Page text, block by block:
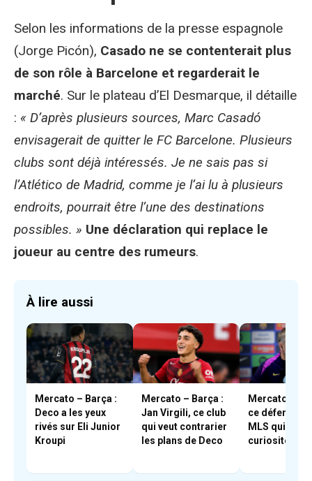
Selon les informations de la presse espagnole
(Jorge Picón), Casado ne se contenterait plus
de son rôle à Barcelone et regarderait le
marché. Sur le plateau d’El Desmarque, il détaille
: « D’après plusieurs sources, Marc Casadó
envisagerait de quitter le FC Barcelone. Plusieurs
clubs sont déjà intéressés. Je ne sais pas si
l’Atlético de Madrid, comme je l’ai lu à plusieurs
endroits, pourrait être l’une des destinations
possibles. » Une déclaration qui replace le
joueur au centre des rumeurs.
À lire aussi
Mercato – Barça :
Deco a les yeux
rivés sur Eli Junior
Kroupi
Mercato – Barça :
Jan Virgili, ce club
qui veut contrarier
les plans de Deco
Mercato –
ce défenseur
MLS qui a
curiosité de